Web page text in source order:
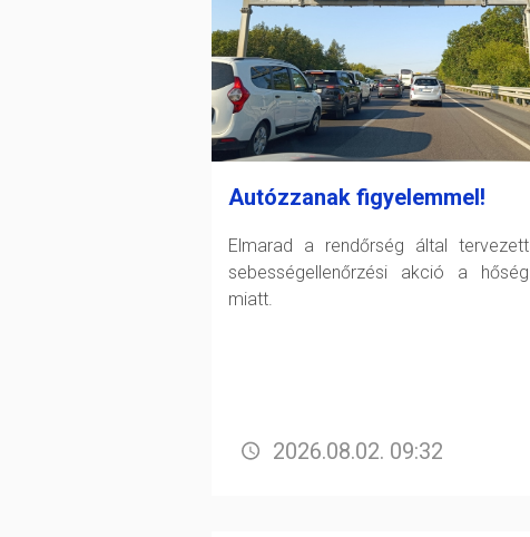
Autózzanak figyelemmel!
Elmarad a rendőrség által tervezett
sebességellenőrzési akció a hőség
miatt.
2026.08.02. 09:32